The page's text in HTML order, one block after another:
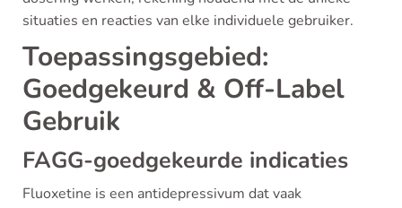
situaties en reacties van elke individuele gebruiker.
Toepassingsgebied:
Goedgekeurd & Off-Label
Gebruik
FAGG-goedgekeurde indicaties
Fluoxetine is een antidepressivum dat vaak